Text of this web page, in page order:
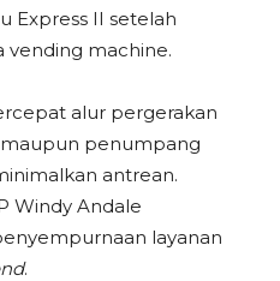
Express II setelah
vending machine.
alur pergerakan
penumpang
antrean.
Windy Andale
layanan
.